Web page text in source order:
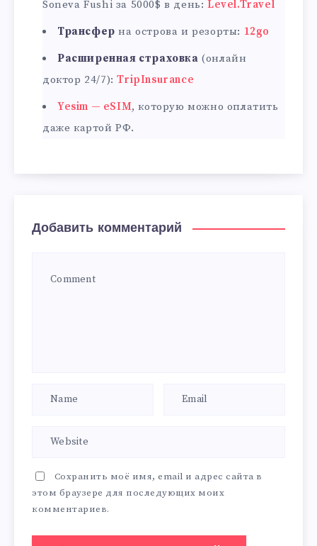
Soneva Fushi за 5000$ в день:Level.Travel
Трансфер на острова и резорты: 12go
Расширенная страховка (онлайн
доктор 24/7):TripInsurance
Yesim — eSIM, которую можно оплатить
даже картой РФ.
Добавить комментарий
Сохранить моё имя, email и адрес сайта в
этом браузере для последующих моих
комментариев.